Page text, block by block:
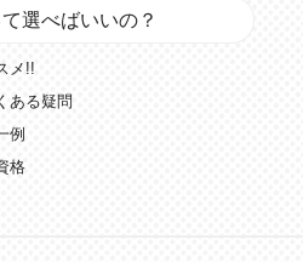
選べばいいの？
メ!!
ある疑問
例
格